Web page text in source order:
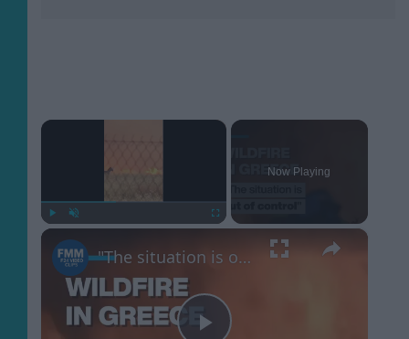
×
Now Playing
×
"The situation is out of control": Greek firefighters battle wildfire for fourth day